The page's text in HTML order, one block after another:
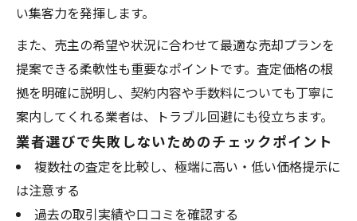
い集客力を発揮します。
また、売主の希望や状況に合わせて最適な売却プランを
提案できる柔軟性も重要なポイントです。査定価格の根
拠を明確に説明し、契約内容や手数料についても丁寧に
案内してくれる業者は、トラブル回避にも役立ちます。
業者選びで失敗しないためのチェックポイント
複数社の査定を比較し、極端に高い・低い価格提示に
は注意する
過去の取引実績や口コミを確認する